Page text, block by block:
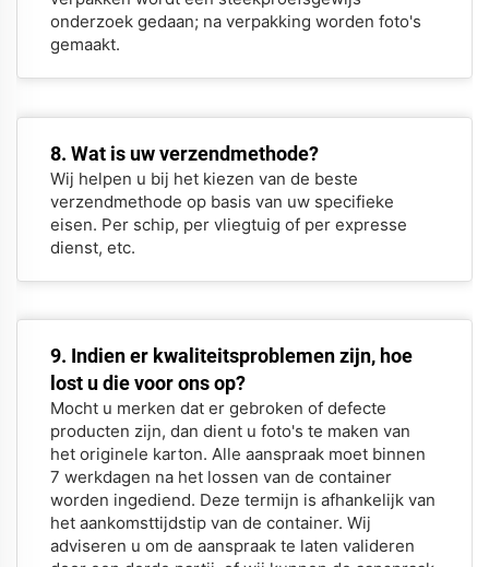
onderzoek gedaan; na verpakking worden foto's
gemaakt.
8. Wat is uw verzendmethode?
Wij helpen u bij het kiezen van de beste
verzendmethode op basis van uw specifieke
eisen. Per schip, per vliegtuig of per expresse
dienst, etc.
9. Indien er kwaliteitsproblemen zijn, hoe
lost u die voor ons op?
Mocht u merken dat er gebroken of defecte
producten zijn, dan dient u foto's te maken van
het originele karton. Alle aanspraak moet binnen
7 werkdagen na het lossen van de container
worden ingediend. Deze termijn is afhankelijk van
het aankomsttijdstip van de container. Wij
adviseren u om de aanspraak te laten valideren